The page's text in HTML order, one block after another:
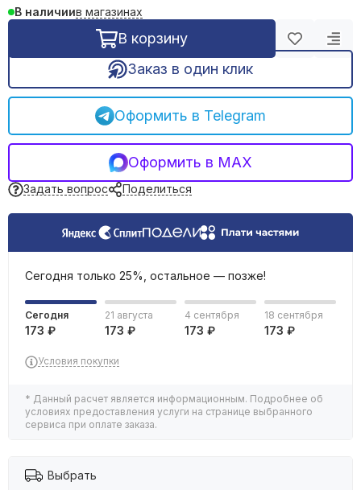
Подрозетники
Клеммы, шины, блоки зажимов
Наконечники, гильзы
Расходники для пайки
Стяжки нейлоновые, хомуты
Силовые разъемы
Устройства подачи команд и сигналов
Удлинители, тройники, сетевые фильтры
Штекеры, переходники
Звонки дверные
В наличии в магазинах
В корзину
Оформить в Telegram
Оформить в MAX
Заказ в один клик
Задать вопрос Поделиться
Сегодня только 25%, остальное — позже!
Сегодня
173 ₽
21 августа
173 ₽
4 сентября
173 ₽
18 сентября
173 ₽
Условия покупки
* Данный расчет является информационным. Подробнее об
условиях предоставления услуги на странице выбранного
сервиса при оплате заказа.
Выбрать